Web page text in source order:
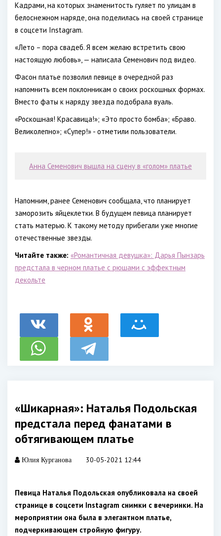
Кадрами, на которых знаменитость гуляет по улицам в
белоснежном наряде, она поделилась на своей странице
в соцсети Instagram.
«Лето – пора свадеб. Я всем желаю встретить свою
настоящую любовь», — написала Семенович под видео.
Фасон платье позволил певице в очередной раз
напомнить всем поклонникам о своих роскошных формах.
Вместо фаты к наряду звезда подобрала вуаль.
«Роскошная! Красавица!»; «Это просто бомба»; «Браво.
Великолепно»; «Супер!» - отметили пользователи.
Анна Семенович вышла на сцену в «голом» платье
Напомним, ранее Семенович сообщала, что планирует
заморозить яйцеклетки. В будущем певица планирует
стать матерью. К такому методу прибегали уже многие
отечественные звезды.
Читайте также: «Романтичная девушка»: Дарья Пынзарь
предстала в черном платье с рюшами с эффектным
декольте
«Шикарная»: Наталья Подольская
предстала перед фанатами в
обтягивающем платье
Юлия Курганова 30-05-2021 12:44
Певица Наталья Подольская опубликовала на своей
странице в соцсети Instagram снимки с вечеринки. На
мероприятии она была в элегантном платье,
подчеркивающем стройную фигуру.